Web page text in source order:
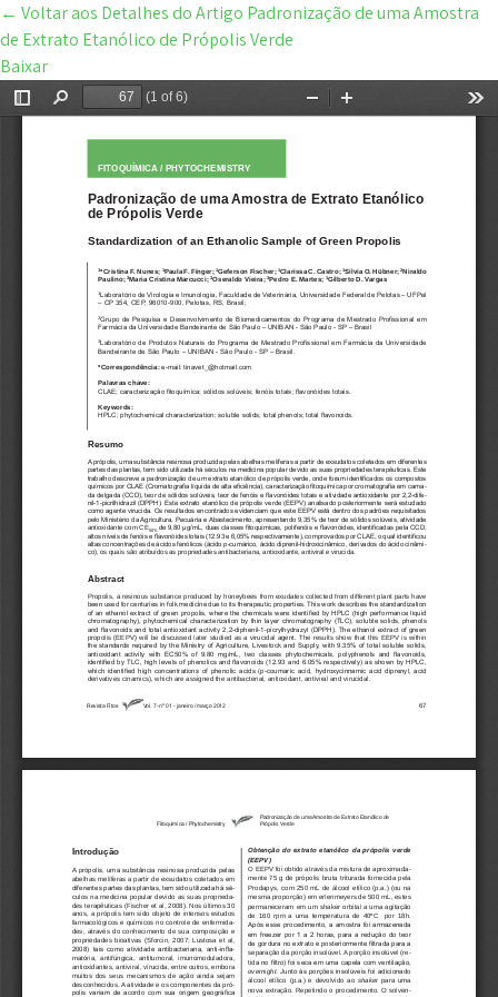
← Voltar aos Detalhes do Artigo Padronização de uma Amostra
de Extrato Etanólico de Própolis Verde
Baixar